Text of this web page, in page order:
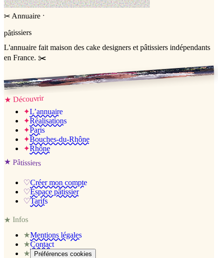
✂ Annuaire ·
pâtissiers
L'annuaire fait maison des cake designers et pâtissiers indépendants
en France. ✂️
Jessica & Jérémy ♡
★ Découvrir
✦L’annuaire
✦Réalisations
✦Paris
✦Bouches-du-Rhône
✦Rhône
★ Pâtissiers
♡Créer mon compte
♡Espace pâtissier
♡Tarifs
★Infos
★Mentions légales
★Contact
★
Préférences cookies